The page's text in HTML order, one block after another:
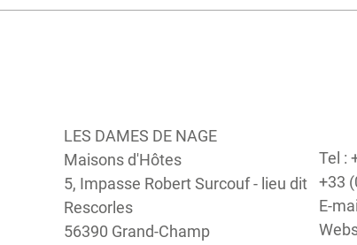
LES DAMES DE NAGE
Maisons d'Hôtes
5, Impasse Robert Surcouf - lieu dit
Rescorles
56390 Grand-Champ
Tel :
+33
E-